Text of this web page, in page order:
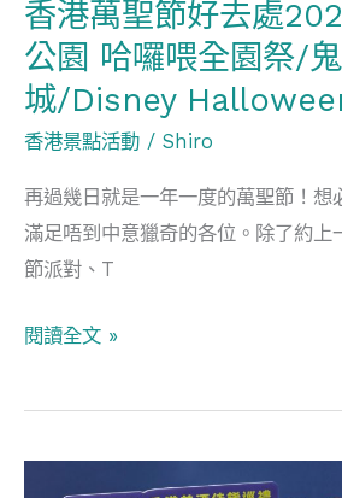
香港萬聖節好去處
公園 哈囉喂全園祭/
城/Disney
香港景點活動 / Shiro
再過幾日就是一年一度的萬聖節！想
滿足唔到中意獵奇的各位。除了約上
節派對、T
港
海
洋
公
園
哈
囉
喂
園
鬼
閱讀全文 »